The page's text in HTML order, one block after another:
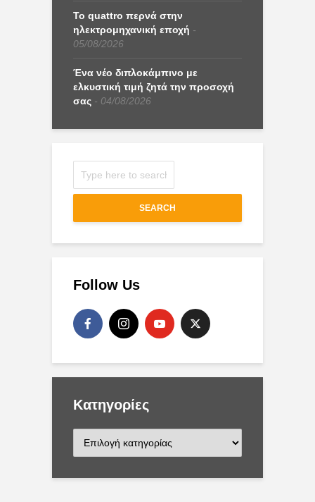
Το quattro περνά στην
ηλεκτρομηχανική εποχή
05/08/2026
Ένα νέο διπλοκάμπινο με
ελκυστική τιμή ζητά την προσοχή
σας
04/08/2026
SEARCH
Follow Us
Kατηγορίες
η